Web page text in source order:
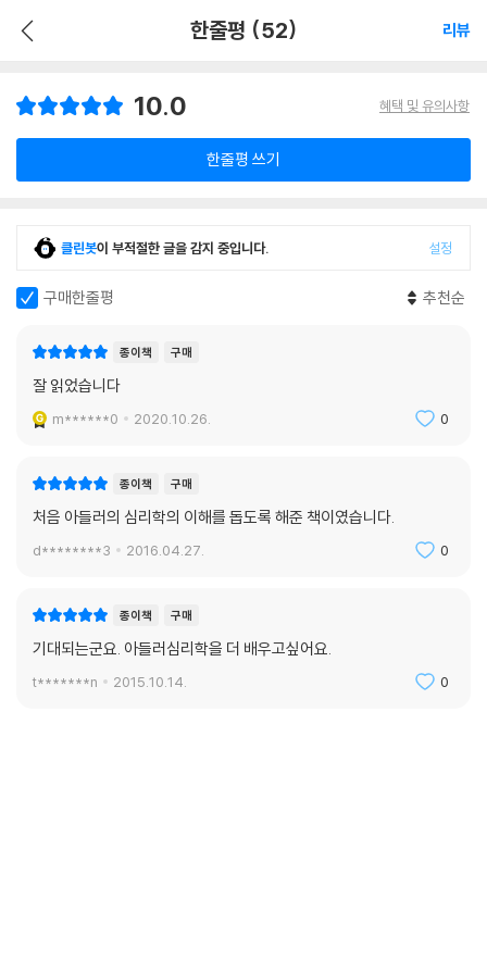
한줄평 (52) 리뷰
10.0 혜택 및 유의사항
한줄평 쓰기
클린봇이 부적절한 글을 감지 중입니다. 설정
구매한줄평 추천순
종이책 구매
잘 읽었습니다
m******0 2020.10.26. 0
종이책 구매
처음 아들러의 심리학의 이해를 돕도록 해준 책이였습니다.
d********3 2016.04.27. 0
종이책 구매
기대되는군요. 아들러심리학을 더 배우고싶어요.
t*******n 2015.10.14. 0